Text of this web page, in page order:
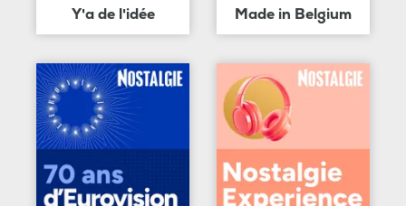
Y'a de l'idée Made in Belgium